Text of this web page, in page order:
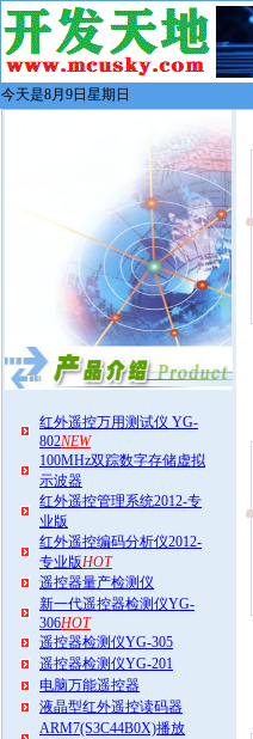
今天是8月9日星期日
红外遥控万用测试仪 YG-
802NEW
100MHz双踪数字存储虚拟
示波器
红外遥控管理系统2012-专
业版
红外遥控编码分析仪2012-
专业版HOT
遥控器量产检测仪
新一代遥控器检测仪YG-
306HOT
遥控器检测仪YG-305
遥控器检测仪YG-201
电脑万能遥控器
液晶型红外遥控读码器
ARM7(S3C44B0X)播放